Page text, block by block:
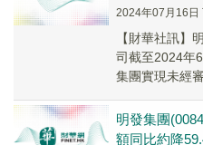
2024年07月16日
【財華社訊】
司截至2024年
集團實現未經
明發集團
額同比約降